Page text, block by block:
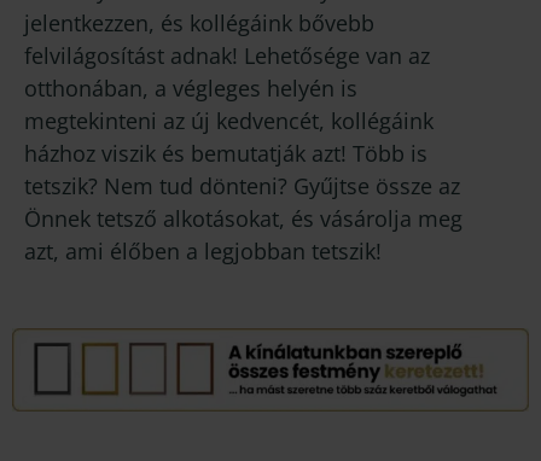
jelentkezzen, és kollégáink bővebb
felvilágosítást adnak! Lehetősége van az
otthonában, a végleges helyén is
megtekinteni az új kedvencét, kollégáink
házhoz viszik és bemutatják azt! Több is
tetszik? Nem tud dönteni? Gyűjtse össze az
Önnek tetsző alkotásokat, és vásárolja meg
azt, ami élőben a legjobban tetszik!